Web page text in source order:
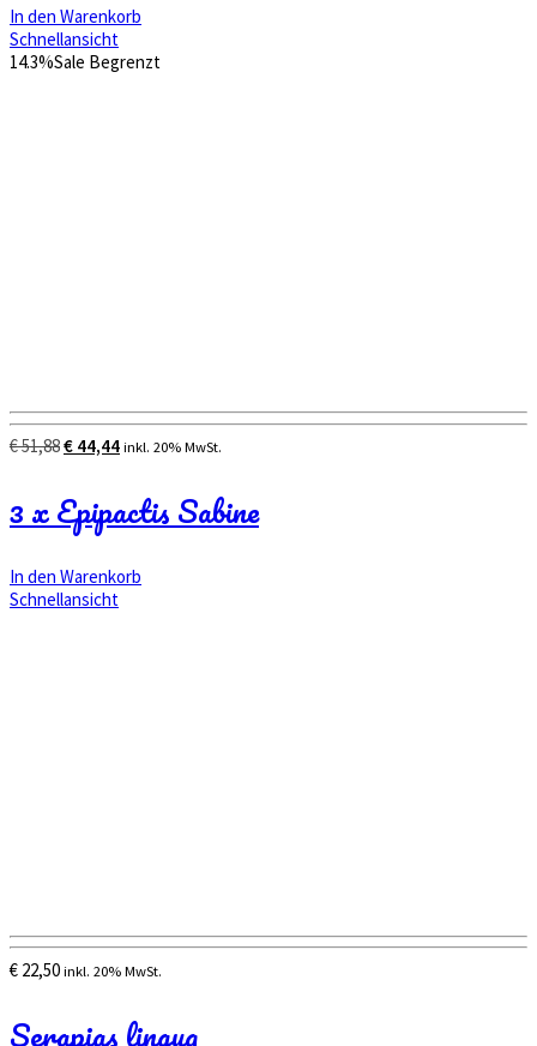
In den Warenkorb
Schnellansicht
14.3%Sale Begrenzt
€51,88Ursprünglicher
€ 51,88
€ 44,44Aktueller
€ 44,44.
inkl. 20% MwSt.
3 x Epipactis Sabine
In den Warenkorb
Schnellansicht
€ 22,50 inkl. 20% MwSt.
Serapias lingua